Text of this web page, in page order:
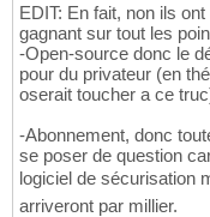
EDIT: En fait, non ils
gagnant sur tout les
-Open-source donc le
pour du privateur (en
oserait toucher a ce
-Abonnement, donc
se poser de question
logiciel de sécurisation
arriveront par millier.